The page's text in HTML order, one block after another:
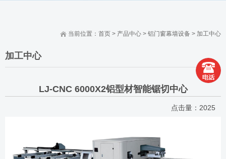
当前位置： 首页 > 产品中心 > 铝门窗幕墙设备 > 加工中心
加工中心
LJ-CNC 6000X2铝型材智能锯切中心
点击量：2025